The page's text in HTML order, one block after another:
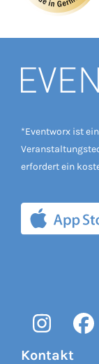
*Eventworx ist
erfordert ein
Kontakt